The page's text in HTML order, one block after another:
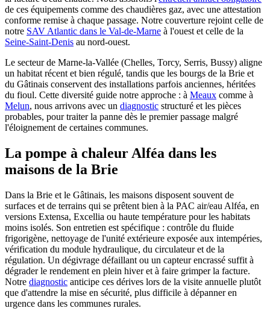
de ces équipements comme des chaudières gaz, avec une attestation
conforme remise à chaque passage. Notre couverture rejoint celle de
notre SAV Atlantic dans le Val-de-Marne à l'ouest et celle de la
Seine-Saint-Denis au nord-ouest.
Le secteur de Marne-la-Vallée (Chelles, Torcy, Serris, Bussy) aligne
un habitat récent et bien régulé, tandis que les bourgs de la Brie et
du Gâtinais conservent des installations parfois anciennes, héritées
du fioul. Cette diversité guide notre approche : à Meaux comme à
Melun, nous arrivons avec un diagnostic structuré et les pièces
probables, pour traiter la panne dès le premier passage malgré
l'éloignement de certaines communes.
La pompe à chaleur Alféa dans les
maisons de la Brie
Dans la Brie et le Gâtinais, les maisons disposent souvent de
surfaces et de terrains qui se prêtent bien à la PAC air/eau Alféa, en
versions Extensa, Excellia ou haute température pour les habitats
moins isolés. Son entretien est spécifique : contrôle du fluide
frigorigène, nettoyage de l'unité extérieure exposée aux intempéries,
vérification du module hydraulique, du circulateur et de la
régulation. Un dégivrage défaillant ou un capteur encrassé suffit à
dégrader le rendement en plein hiver et à faire grimper la facture.
Notre diagnostic anticipe ces dérives lors de la visite annuelle plutôt
que d'attendre la mise en sécurité, plus difficile à dépanner en
urgence dans les communes rurales.